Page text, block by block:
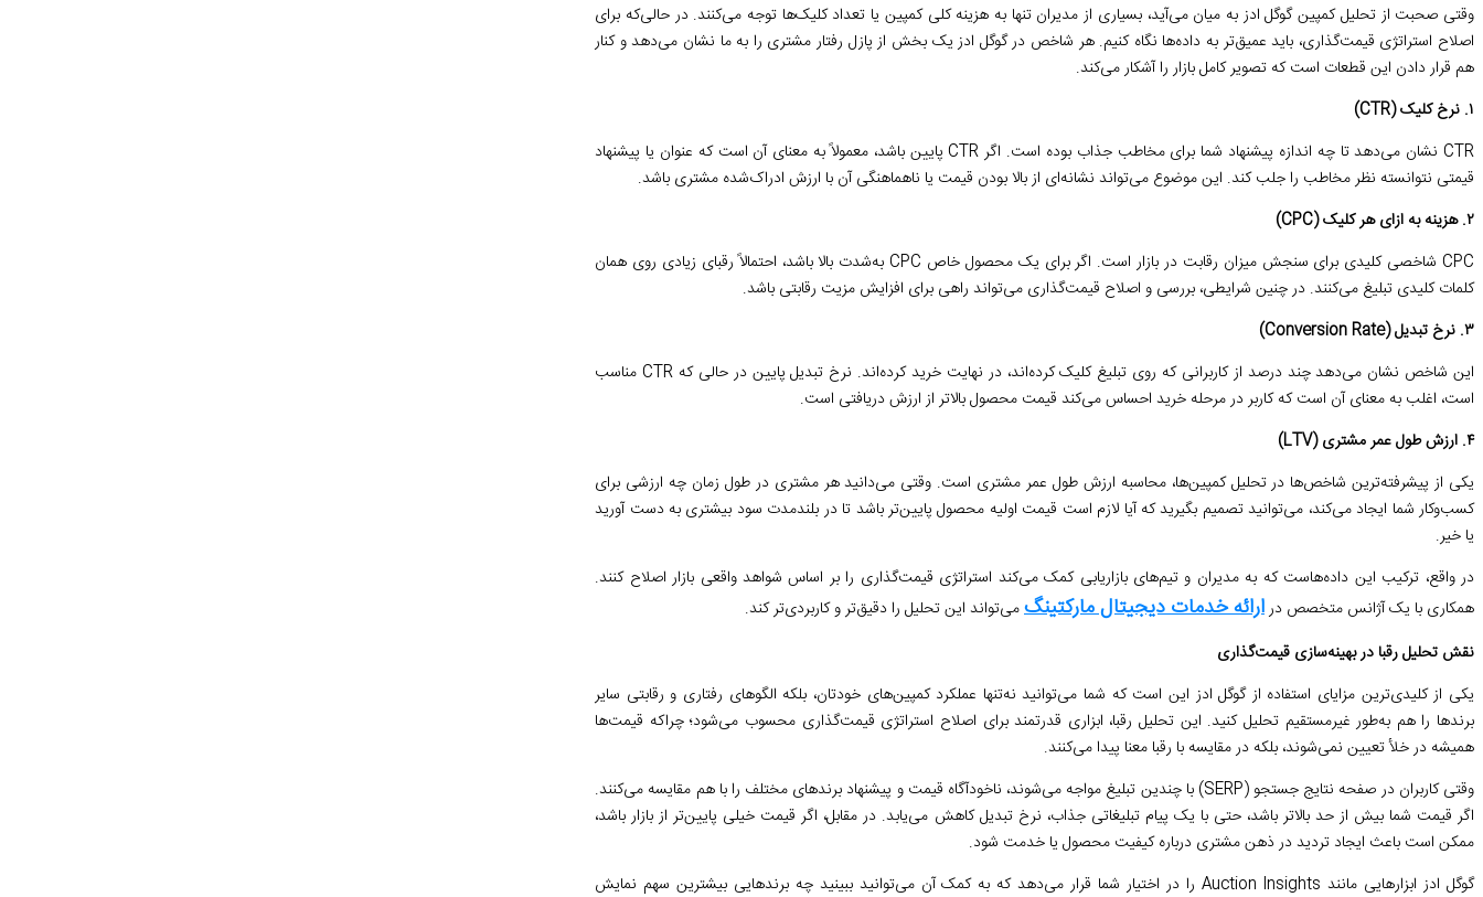
وقتی صحبت از تحلیل کمپین گوگل ادز به میان می‌آید، بسیاری از مدیران تنها به هزینه کلی کمپین یا تعداد کلیک‌ها توجه می‌کنند. در حالی‌که برای
اصلاح استراتژی قیمت‌گذاری، باید عمیق‌تر به داده‌ها نگاه کنیم. هر شاخص در گوگل ادز یک بخش از پازل رفتار مشتری را به ما نشان می‌دهد و کنار
هم قرار دادن این قطعات است که تصویر کامل بازار را آشکار می‌کند.
۱. نرخ کلیک (CTR)
CTR نشان می‌دهد تا چه اندازه پیشنهاد شما برای مخاطب جذاب بوده است. اگر CTR پایین باشد، معمولاً به معنای آن است که عنوان یا پیشنهاد
قیمتی نتوانسته نظر مخاطب را جلب کند. این موضوع می‌تواند نشانه‌ای از بالا بودن قیمت یا ناهماهنگی آن با ارزش ادراک‌شده مشتری باشد.
۲. هزینه به ازای هر کلیک (CPC)
CPC شاخصی کلیدی برای سنجش میزان رقابت در بازار است. اگر برای یک محصول خاص CPC به‌شدت بالا باشد، احتمالاً رقبای زیادی روی همان
کلمات کلیدی تبلیغ می‌کنند. در چنین شرایطی، بررسی و اصلاح قیمت‌گذاری می‌تواند راهی برای افزایش مزیت رقابتی باشد.
۳. نرخ تبدیل (Conversion Rate)
این شاخص نشان می‌دهد چند درصد از کاربرانی که روی تبلیغ کلیک کرده‌اند، در نهایت خرید کرده‌اند. نرخ تبدیل پایین در حالی که CTR مناسب
است، اغلب به معنای آن است که کاربر در مرحله خرید احساس می‌کند قیمت محصول بالاتر از ارزش دریافتی است.
۴. ارزش طول عمر مشتری (LTV)
یکی از پیشرفته‌ترین شاخص‌ها در تحلیل کمپین‌ها، محاسبه ارزش طول عمر مشتری است. وقتی می‌دانید هر مشتری در طول زمان چه ارزشی برای
کسب‌وکار شما ایجاد می‌کند، می‌توانید تصمیم بگیرید که آیا لازم است قیمت اولیه محصول پایین‌تر باشد تا در بلندمدت سود بیشتری به دست آورید
یا خیر.
در واقع، ترکیب این داده‌هاست که به مدیران و تیم‌های بازاریابی کمک می‌کند استراتژی قیمت‌گذاری را بر اساس شواهد واقعی بازار اصلاح کنند.
همکاری با یک آژانس متخصص درارائه خدمات دیجیتال مارکتینگمی‌تواند این تحلیل را دقیق‌تر و کاربردی‌تر کند.
نقش تحلیل رقبا در بهینه‌سازی قیمت‌گذاری
یکی از کلیدی‌ترین مزایای استفاده از گوگل ادز این است که شما می‌توانید نه‌تنها عملکرد کمپین‌های خودتان، بلکه الگوهای رفتاری و رقابتی سایر
برندها را هم به‌طور غیرمستقیم تحلیل کنید. این تحلیل رقبا، ابزاری قدرتمند برای اصلاح استراتژی قیمت‌گذاری محسوب می‌شود؛ چراکه قیمت‌ها
همیشه در خلأ تعیین نمی‌شوند، بلکه در مقایسه با رقبا معنا پیدا می‌کنند.
وقتی کاربران در صفحه نتایج جستجو (SERP) با چندین تبلیغ مواجه می‌شوند، ناخودآگاه قیمت و پیشنهاد برندهای مختلف را با هم مقایسه می‌کنند.
اگر قیمت شما بیش از حد بالاتر باشد، حتی با یک پیام تبلیغاتی جذاب، نرخ تبدیل کاهش می‌یابد. در مقابل، اگر قیمت خیلی پایین‌تر از بازار باشد،
ممکن است باعث ایجاد تردید در ذهن مشتری درباره کیفیت محصول یا خدمت شود.
گوگل ادز ابزارهایی مانند Auction Insights را در اختیار شما قرار می‌دهد که به کمک آن می‌توانید ببینید چه برندهایی بیشترین سهم نمایش